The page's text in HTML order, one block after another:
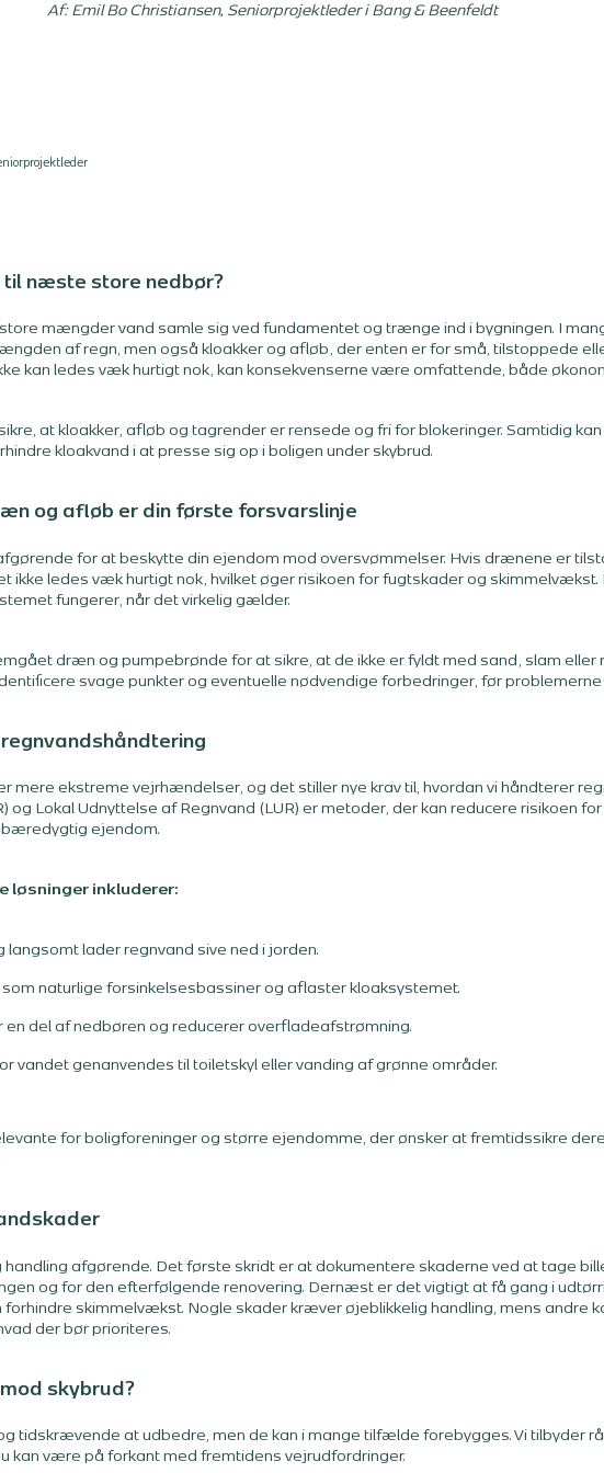
Af: Emil Bo Christiansen, Seniorprojektleder i Bang & Beenfeldt
til næste store nedbør?
mængder vand samle sig ved fundamentet og trænge ind i bygningen. I
af regn, men også kloakker og afløb, der enten er for små, tilstoppede
kan ledes væk hurtigt nok, kan konsekvenserne være omfattende, både
at kloakker, afløb og tagrender er rensede og fri for blokeringer. Samtidig
kloakvand i at presse sig op i boligen under skybrud.
og afløb er din første forsvarslinje
for at beskytte din ejendom mod oversvømmelser. Hvis drænene er
ikke ledes væk hurtigt nok, hvilket øger risikoen for fugtskader og
fungerer, når det virkelig gælder.
dræn og pumpebrønde for at sikre, at de ikke er fyldt med sand, slam eller
svage punkter og eventuelle nødvendige forbedringer, før problemerne
mere ekstreme vejrhændelser, og det stiller nye krav til, hvordan vi håndterer
og Lokal Udnyttelse af Regnvand (LUR) er metoder, der kan reducere risikoen
ejendom.
løsninger inkluderer:
langsomt lader regnvand sive ned i jorden.
naturlige forsinkelsesbassiner og aflaster kloaksystemet.
en del af nedbøren og reducerer overfladeafstrømning.
vandet genanvendes til toiletskyl eller vanding af grønne områder.
for boligforeninger og større ejendomme, der ønsker at fremtidssikre
handling afgørende. Det første skridt er at dokumentere skaderne ved at tage
og for den efterfølgende renovering. Dernæst er det vigtigt at få gang i
forhindre skimmelvækst. Nogle skader kræver øjeblikkelig handling, mens andre
der bør prioriteres.
skybrud?
tidskrævende at udbedre, men de kan i mange tilfælde forebygges. Vi tilbyder
kan være på forkant med fremtidens vejrudfordringer.